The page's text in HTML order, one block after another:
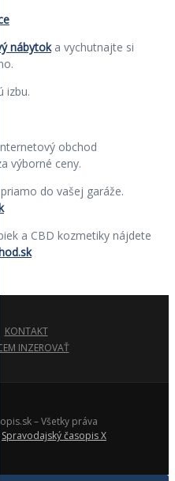
nábytoka vychutnajte si
izbu.
obchod
výborné ceny.
do vašej garáže.
a CBD kozmetiky nájdete
KONTAKT
INZEROVAŤ
– Všetky práva
Spravodajský časopis X